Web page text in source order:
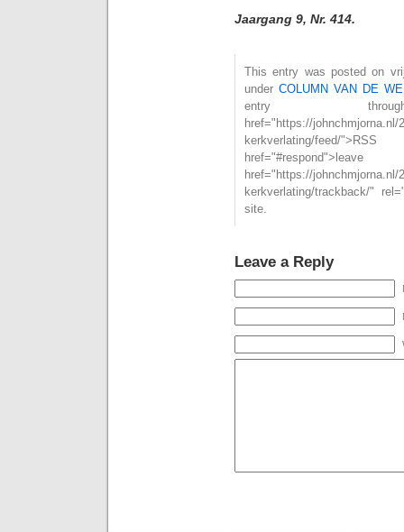
Jaargang 9, Nr. 414.
This entry was posted on
under COLUMN VAN DE
entry
href="https://johnchmjorna.nl/
kerkverlating/feed/
href="https://johnchmjorna.nl/
kerkverlating/trackback/"
site.
Leave a Reply